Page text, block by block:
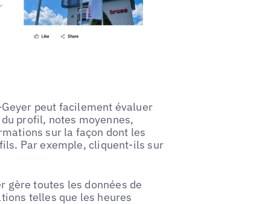
peut facilement évaluer
profil, notes moyennes,
sur la façon dont les
Par exemple, cliquent-ils sur
gère toutes les données de
telles que les heures